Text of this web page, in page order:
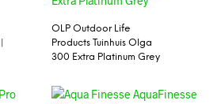
OLP Outdoor Life
Products Tuinhuis Olga
300 Extra Platinum Grey